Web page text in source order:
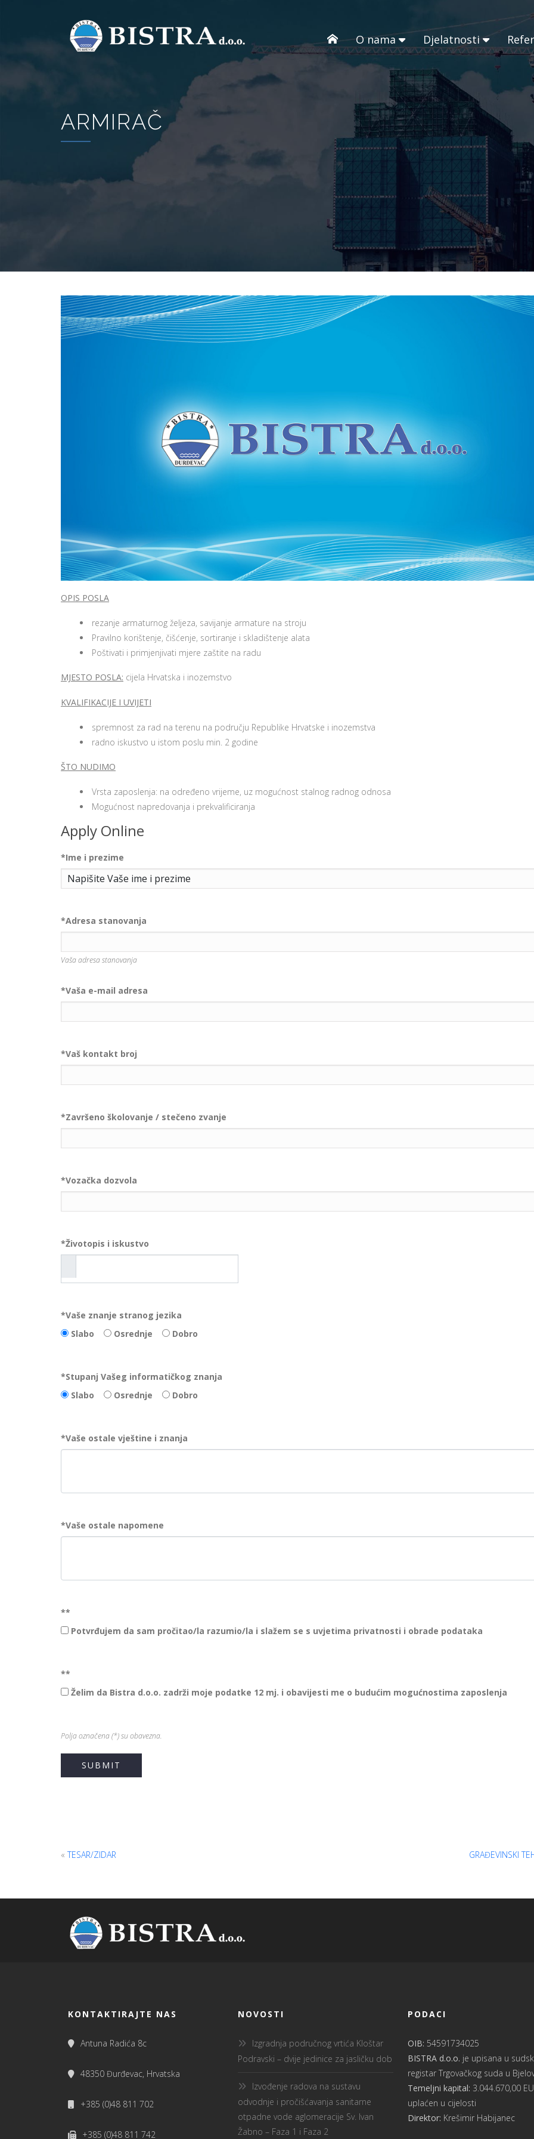
O nama Djelatnosti
ARMIRAČ
OPIS POSLA
rezanje armaturnog željeza, savijanje armature na stroju
Pravilno korištenje, čišćenje, sortiranje i skladištenje alata
Poštivati i primjenjivati mjere zaštite na radu
MJESTO POSLA: cijela Hrvatska i inozemstvo
KVALIFIKACIJE I UVIJETI
spremnost za rad na terenu na području Republike Hrvatske i inozemstva
radno iskustvo u istom poslu min. 2 godine
ŠTO NUDIMO
Vrsta zaposlenja: na određeno vrijeme, uz mogućnost stalnog radnog odnosa
Mogućnost napredovanja i prekvalificiranja
Apply Online
*Ime i prezime
*Adresa stanovanja
Vaša adresa stanovanja
*Vaša e-mail adresa
*Vaš kontakt broj
*Završeno školovanje / stečeno zvanje
*Vozačka dozvola
*Životopis i iskustvo
*Vaše znanje stranog jezika
Slabo
Osrednje Dobro
*Stupanj Vašeg informatičkog znanja
Slabo
Osrednje Dobro
*Vaše ostale vještine i znanja
*Vaše ostale napomene
**
Potvrđujem da sam pročitao/la razumio/la i slažem se s uvjetima privatnosti i obrade podataka
**
Želim da Bistra d.o.o. zadrži moje podatke 12 mj. i obavijesti me o budućim mogućnostima zaposlenja
Polja označena (*) su obavezna.
« TESAR/ZIDAR GRAĐEVINSKI
KONTAKTIRAJTE NAS
Antuna Radića 8c
48350 Đurđevac, Hrvatska
+385 (0)48 811 702
+385 (0)48 811 742
NOVOSTI
Izgradnja područnog vrtića Kloštar
Podravski – dvije jedinice za jasličku dob
Izvođenje radova na sustavu
odvodnje i pročišćavanja sanitarne
otpadne vode aglomeracije Sv. Ivan
Žabno – Faza 1 i Faza 2
PODACI
OIB: 54591734025
BISTRA d.o.o. je upisana u
registar Trgovačkog suda u
Temeljni kapital: 3.044.670,00
uplaćen u cijelosti
Direktor: Krešimir Habijanec